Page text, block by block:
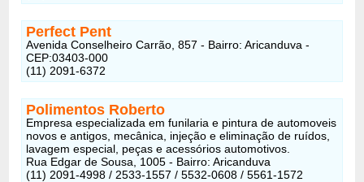
Perfect Pent
Avenida Conselheiro Carrão, 857 - Bairro: Aricanduva -
CEP:03403-000
(11) 2091-6372
Polimentos Roberto
Empresa especializada em funilaria e pintura de automoveis
novos e antigos, mecânica, injeção e eliminação de ruídos,
lavagem especial, peças e acessórios automotivos.
Rua Edgar de Sousa, 1005 - Bairro: Aricanduva
(11) 2091-4998 / 2533-1557 / 5532-0608 / 5561-1572